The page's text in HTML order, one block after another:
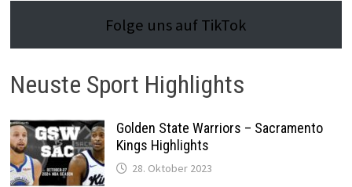
Folge uns auf TikTok
Neuste Sport Highlights
Golden State Warriors – Sacramento
Kings Highlights
28. Oktober 2023